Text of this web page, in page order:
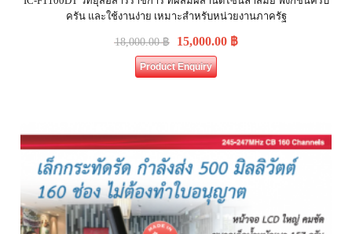
ครัน และใช้งานง่าย เหมาะสำหรับหน่วยงานภาครัฐ
18,000.00฿ 15,000.00 ฿
Product Enquiry